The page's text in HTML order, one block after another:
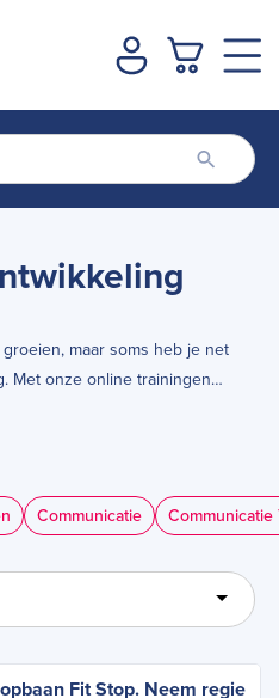
maar soms heb je net
Met onze online trainingen
herkent je valkuilen en
en je prestaties naar een hoger
vind je een breed scala aan
van time management en
maakt? Onze trainingen zijn
Communicatie Communicatie
Fit Stop. Neem regie